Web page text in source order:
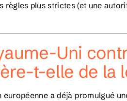
règles plus strictes (et une
Uni
t-elle de la
européenne a déjà promulgué